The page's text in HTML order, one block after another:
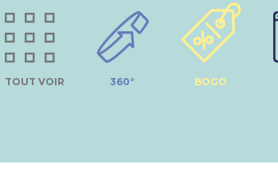
TOUT VOIR 360° BOGO